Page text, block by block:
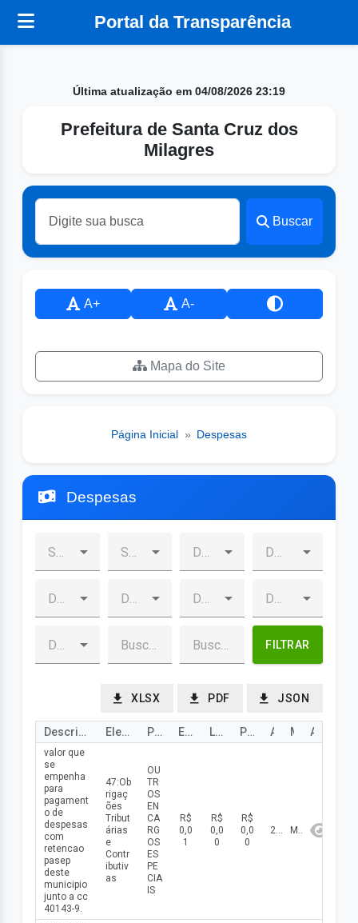
Portal da Transparência
Última atualização em 04/08/2026 23:19
Prefeitura de Santa Cruz dos
Milagres
Buscar
A+ A-
Mapa do Site
Página Inicial » Despesas
Despesas
FILTRAR
XLSX PDF JSON
Descrição Elemento de despesa Programa Empenho Liquidado Pago
valor que
se
empenha
para
pagament
o de
despesas
com
retencao
pasep
deste
municipio
junto a cc
40143-9.
47:Ob
rigaç
ões
Tribut
árias
e
Contr
ibutiv
as
OU
TR
OS
EN
CA
RG
OS
ES
PE
CIA
IS
R$
0,0
1
R$
0,0
0
R$
0,0
0
2026 Maio